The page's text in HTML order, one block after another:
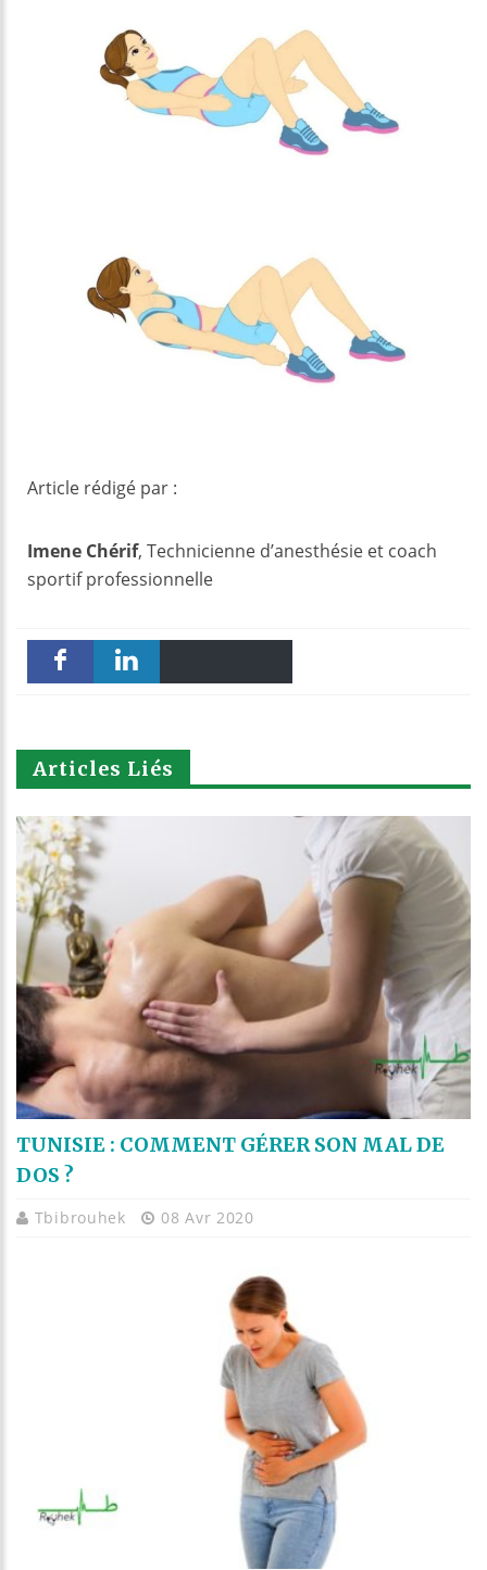
Article rédigé par :
Imene Chérif, Technicienne d’anesthésie et coach
sportif professionnelle
k
Articles Liés
TUNISIE : COMMENT GÉRER SON MAL DE
DOS ?
Tbibrouhek 08 Avr 2020